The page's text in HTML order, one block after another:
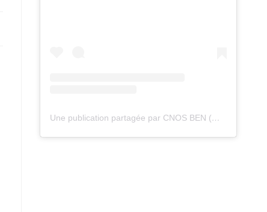
Une publication partagée par CNOS BEN (@cnos_ben)